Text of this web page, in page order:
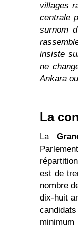
villages
centrale
surnom
insiste
ne
Ankara
La
La
est de
nombre
dix-huit